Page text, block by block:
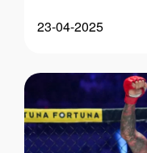
23-04-2025